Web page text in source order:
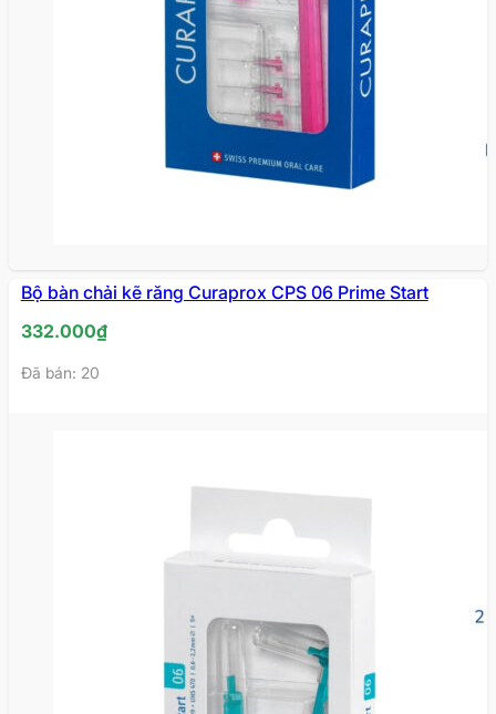
Bộ bàn chải kẽ răng Curaprox CPS 06 Prime Start
332.000₫
Đã bán: 20